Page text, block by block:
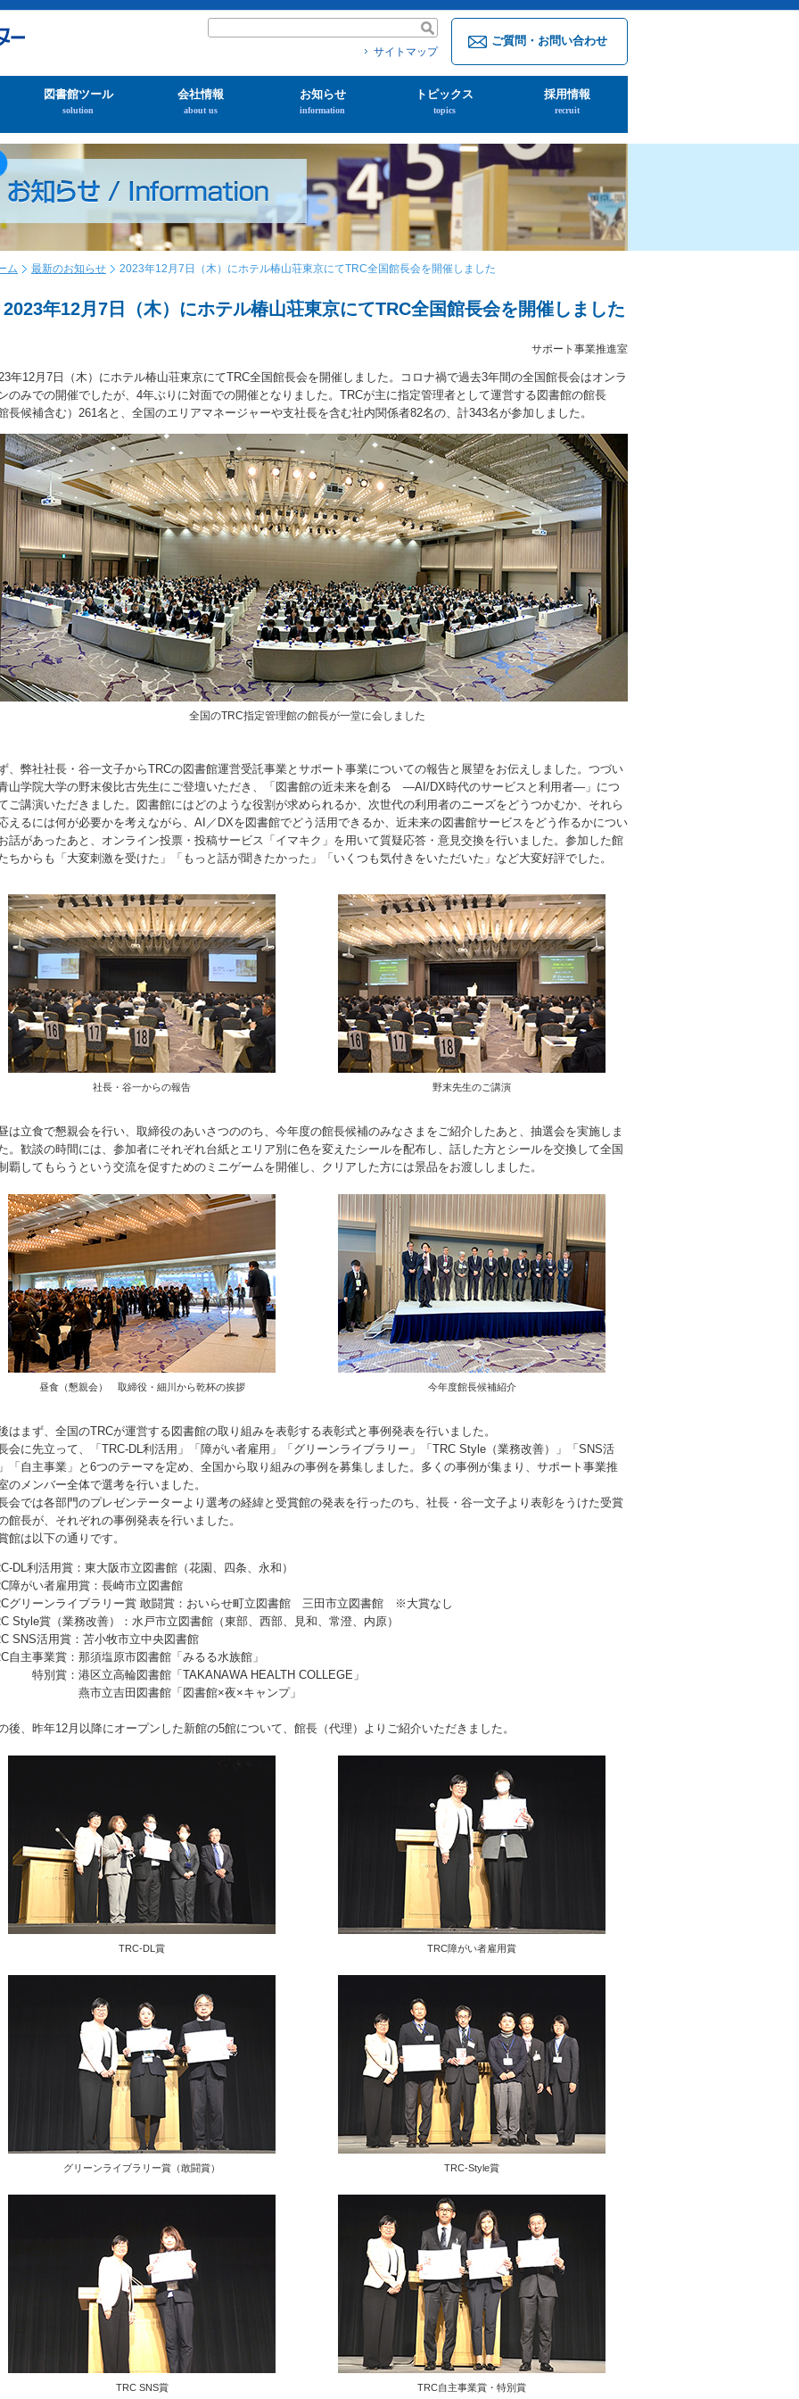
ご質問・お問い合わせ
サイトマップ
図書館ツール
solution
会社情報
about us
お知らせ
information
トピックス
topics
採用情報
recruit
ム 最新のお知らせ 2023年12月7日（木）にホテル椿山荘東京にてTRC全国館長会を開催しました
2023年12月7日（木）にホテル椿山荘東京にてTRC全国館長会を開催しました
サポート事業推進室
年12月7日（木）にホテル椿山荘東京にてTRC全国館長会を開催しました。コロナ禍で過去3年間の全国館長会はオンラ
のみでの開催でしたが、4年ぶりに対面での開催となりました。TRCが主に指定管理者として運営する図書館の館長
館長候補含む）261名と、全国のエリアマネージャーや支社長を含む社内関係者82名の、計343名が参加しました。
全国のTRC指定管理館の館長が一堂に会しました
、弊社社長・谷一文子からTRCの図書館運営受託事業とサポート事業についての報告と展望をお伝えしました。つづい
山学院大学の野末俊比古先生にご登壇いただき、「図書館の近未来を創る ―AI/DX時代のサービスと利用者―」につ
ご講演いただきました。図書館にはどのような役割が求められるか、次世代の利用者のニーズをどうつかむか、それら
えるには何が必要かを考えながら、AI／DXを図書館でどう活用できるか、近未来の図書館サービスをどう作るかについ
話があったあと、オンライン投票・投稿サービス「イマキク」を用いて質疑応答・意見交換を行いました。参加した館
ちからも「大変刺激を受けた」「もっと話が聞きたかった」「いくつも気付きをいただいた」など大変好評でした。
社長・谷一からの報告 野末先生のご講演
は立食で懇親会を行い、取締役のあいさつののち、今年度の館長候補のみなさまをご紹介したあと、抽選会を実施しま
。歓談の時間には、参加者にそれぞれ台紙とエリア別に色を変えたシールを配布し、話した方とシールを交換して全国
覇してもらうという交流を促すためのミニゲームを開催し、クリアした方には景品をお渡ししました。
昼食（懇親会） 取締役・細川から乾杯の挨拶 今年度館長候補紹介
はまず、全国のTRCが運営する図書館の取り組みを表彰する表彰式と事例発表を行いました。
会に先立って、「TRC-DL利活用」「障がい者雇用」「グリーンライブラリー」「TRC Style（業務改善）」「SNS活
「自主事業」と6つのテーマを定め、全国から取り組みの事例を募集しました。多くの事例が集まり、サポート事業推
のメンバー全体で選考を行いました。
会では各部門のプレゼンテーターより選考の経緯と受賞館の発表を行ったのち、社長・谷一文子より表彰をうけた受賞
館長が、それぞれの事例発表を行いました。
館は以下の通りです。
DL利活用賞：東大阪市立図書館（花園、四条、永和）
障がい者雇用賞：長崎市立図書館
グリーンライブラリー賞 敢闘賞：おいらせ町立図書館 三田市立図書館 ※大賞なし
Style賞（業務改善）：水戸市立図書館（東部、西部、見和、常澄、内原）
SNS活用賞：苫小牧市立中央図書館
自主事業賞：那須塩原市図書館「みるる水族館」
別賞：港区立高輪図書館「TAKANAWA HEALTH COLLEGE」
市立吉田図書館「図書館×夜×キャンプ」
後、昨年12月以降にオープンした新館の5館について、館長（代理）よりご紹介いただきました。
TRC-DL賞 TRC障がい者雇用賞
グリーンライブラリー賞（敢闘賞） TRC-Style賞
TRC SNS賞 TRC自主事業賞・特別賞